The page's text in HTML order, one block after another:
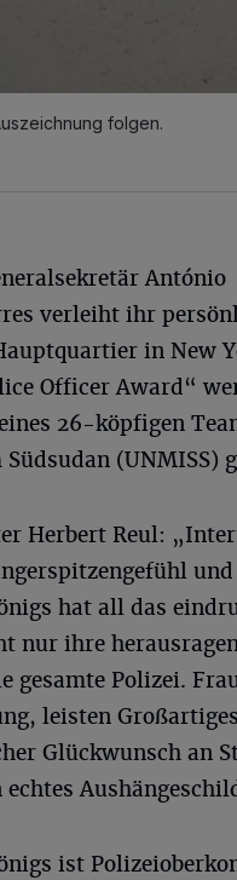
folgen.
António
verleiht ihr
in New
Officer Award“
26-köpfigen
(UNMISS)
Herbert Reul:
und
hat all das
nur ihre
gesamte Polizei.
leisten
Glückwunsch an
ist